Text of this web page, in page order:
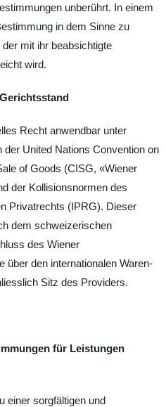
unberührt. In einem
in dem Sinne zu
mit ihr beabsichtigte
wird.
Recht anwendbar unter
United Nations Convention on
of Goods (CISG, «Wiener
der Kollisionsnormen des
Privatrechts (IPRG). Dieser
dem schweizerischen
des Wiener
über den internationalen Waren-
Sitz des Providers.
für Leistungen
einer sorgfältigen und